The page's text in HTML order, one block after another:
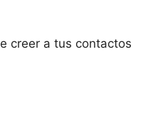
creer a tus contactos